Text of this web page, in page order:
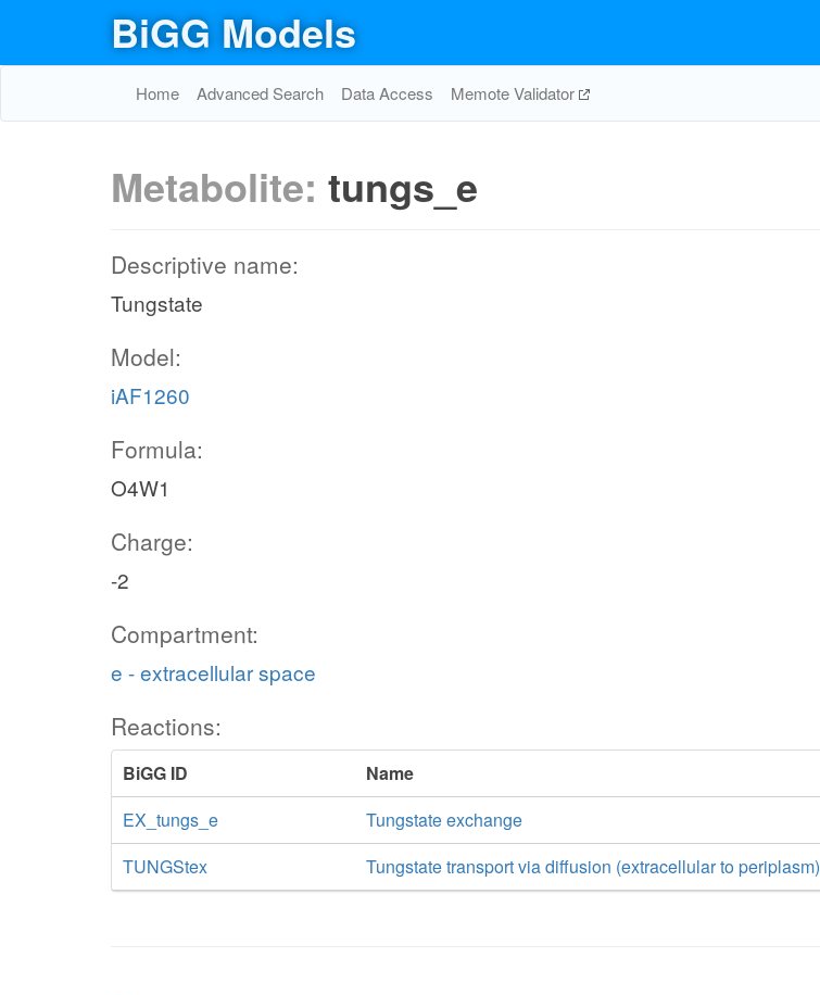
BiGG Models
Home Advanced Search Data Access Memote Validator
Metabolite: tungs_e
Descriptive name:
Tungstate
Model:
iAF1260
Formula:
O4W1
Charge:
-2
Compartment:
e - extracellular space
Reactions:
BiGG ID
Name
EX_tungs_e
Tungstate exchange
TUNGStex
Tungstate transport via diffusion (extracellular to periplasm)